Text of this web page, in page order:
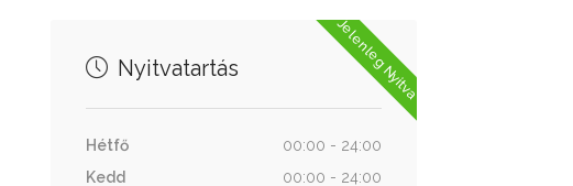
Jelenleg Nyitva
Nyitvatartás
Hétfő
00:00 - 24:00
Kedd
00:00 - 24:00